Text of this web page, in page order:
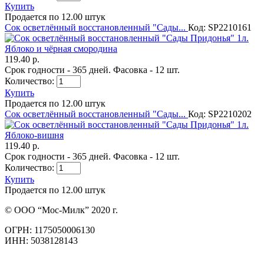
Купить
Продается по 12.00 штук
Сок осветлённый восстановленный "Сады... Код: SP2210161
119.40 р.
Срок годности - 365 дней. Фасовка - 12 шт.
Количество:
Купить
Продается по 12.00 штук
Сок осветлённый восстановленный "Сады... Код: SP2210202
119.40 р.
Срок годности - 365 дней. Фасовка - 12 шт.
Количество:
Купить
Продается по 12.00 штук
© ООО “Мос-Милк” 2020 г.
ОГРН: 1175050006130
ИНН: 5038128143